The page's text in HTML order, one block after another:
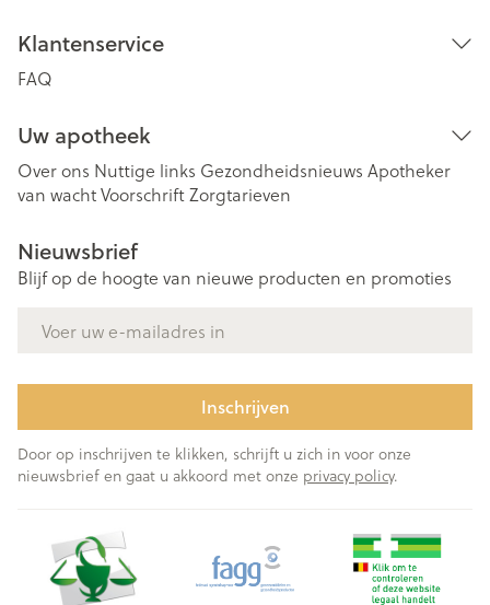
Klantenservice
FAQ
Uw apotheek
Over ons Nuttige links Gezondheidsnieuws Apotheker
van wachtVoorschriftZorgtarieven
Nieuwsbrief
Blijf op de hoogte van nieuwe producten en promoties
Inschrijven
Door op inschrijven te klikken, schrijft u zich in voor onze
nieuwsbrief en gaat u akkoord met onze privacy policy.